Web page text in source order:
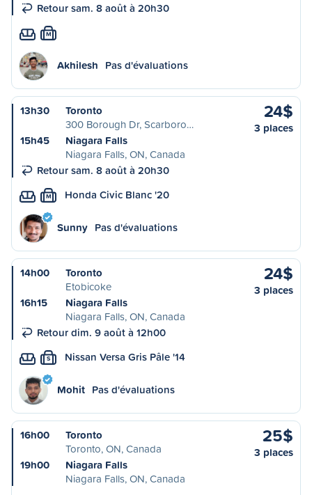
Retour sam. 8 août à 20h30
M
Akhilesh Pas d'évaluations
13h30
Toronto
300 Borough Dr, Scarboro…
15h45
Niagara Falls
Niagara Falls, ON, Canada
Retour sam. 8 août à 20h30
24$
3 places
M Honda Civic Blanc '20
Sunny Pas d'évaluations
14h00
Toronto
Etobicoke
16h15
Niagara Falls
Niagara Falls, ON, Canada
Retour dim. 9 août à 12h00
24$
3 places
S Nissan Versa Gris Pâle '14
Mohit Pas d'évaluations
16h00
Toronto
Toronto, ON, Canada
19h00
Niagara Falls
Niagara Falls, ON, Canada
25$
3 places